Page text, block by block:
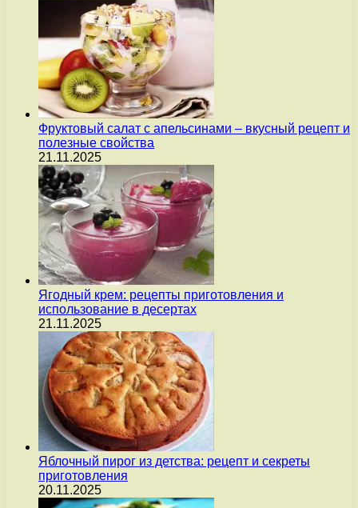
Фруктовый салат с апельсинами – вкусный рецепт и
полезные свойства
21.11.2025
Ягодный крем: рецепты приготовления и
использование в десертах
21.11.2025
Яблочный пирог из детства: рецепт и секреты
приготовления
20.11.2025